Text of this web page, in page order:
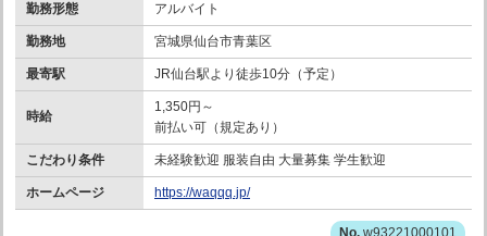
勤務形態 アルバイト
勤務地 宮城県仙台市青葉区
最寄駅 JR仙台駅より徒歩10分（予定）
時給
1,350円～
前払い可（規定あり）
こだわり条件 未経験歓迎 服装自由 大量募集 学生歓迎
ホームページ https://waqqq.jp/